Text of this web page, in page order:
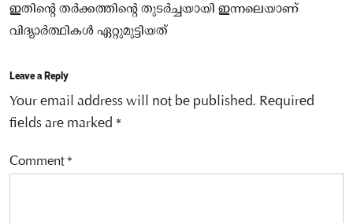
ഇതിന്റെ തർക്കത്തിന്റെ തുടർച്ചയായി ഇന്നലെയാണ്
വിദ്യാർത്ഥികൾ ഏറ്റുമുട്ടിയത്
Leave a Reply
Your email address will not be published. Required
fields are marked *
Comment*